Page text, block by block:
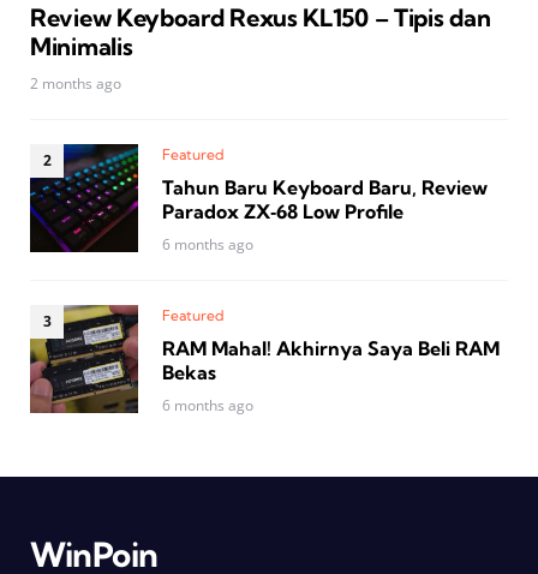
Review Keyboard Rexus KL150 – Tipis dan
Minimalis
2 months ago
Featured
Tahun Baru Keyboard Baru, Review
Paradox ZX‑68 Low Profile
6 months ago
Featured
RAM Mahal! Akhirnya Saya Beli RAM
Bekas
6 months ago
WinPoin